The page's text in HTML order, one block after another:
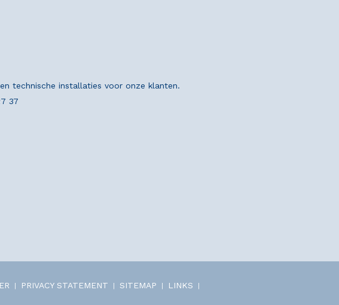
technische installaties voor onze klanten.
37
PRIVACY STATEMENT SITEMAP LINKS